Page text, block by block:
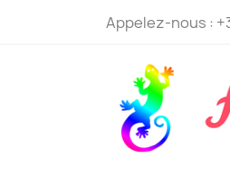
Appelez-nous :